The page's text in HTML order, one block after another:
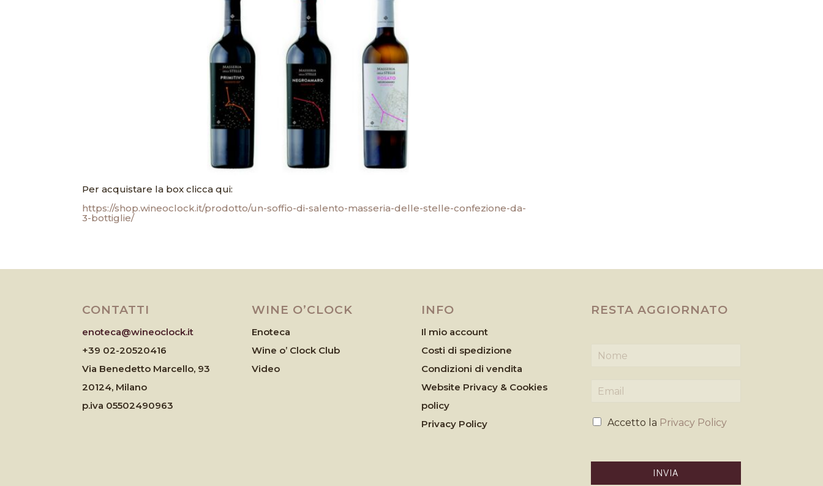
Per acquistare la box clicca qui:
https://shop.wineoclock.it/prodotto/un-soffio-di-salento-masseria-delle-stelle-confezione-da-
3-bottiglie/
CONTATTI
enoteca@wineoclock.it
+39 02-20520416
Via Benedetto Marcello, 93
20124, Milano
p.iva 05502490963
WINE O’CLOCK
Enoteca
Wine o’ Clock Club
Video
INFO
Il mio account
Costi di spedizione
Condizioni di vendita
Website Privacy & Cookies
policy
Privacy Policy
RESTA AGGIORNATO
m
iP
Accetto la Privacy Policy
INVIA